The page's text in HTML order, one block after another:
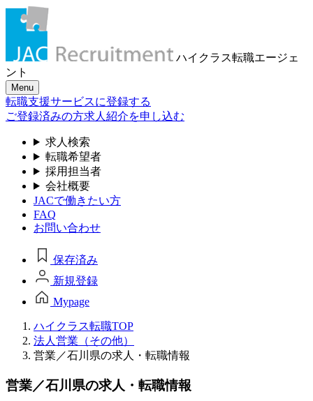
ハイクラス転職エージェ
ント
Menu
転職支援サービスに登録する
ご登録済みの方求人紹介を申し込む
求人検索
転職希望者
採用担当者
会社概要
JACで働きたい方
FAQ
お問い合わせ
保存済み
新規登録
Mypage
ハイクラス転職TOP
法人営業（その他）
営業／石川県の求人・転職情報
営業／石川県の求人・転職情報